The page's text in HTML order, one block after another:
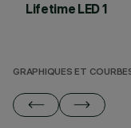
Lifetime LED 1
GRAPHIQUES ET